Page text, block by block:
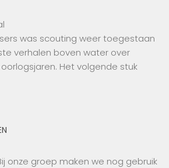
was scouting weer toegestaan
verhalen boven water over
Het volgende stuk
onze groep maken we nog gebruik